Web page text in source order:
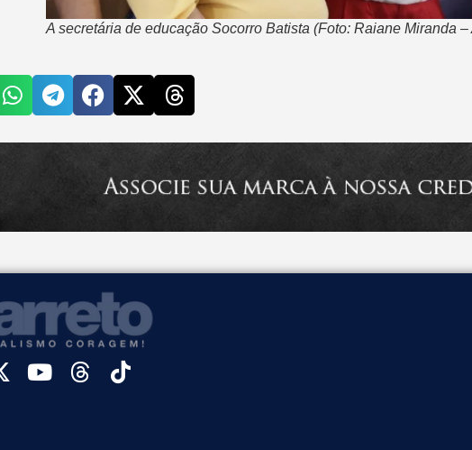
A secretária de educação Socorro Batista (Foto: Raiane Miranda